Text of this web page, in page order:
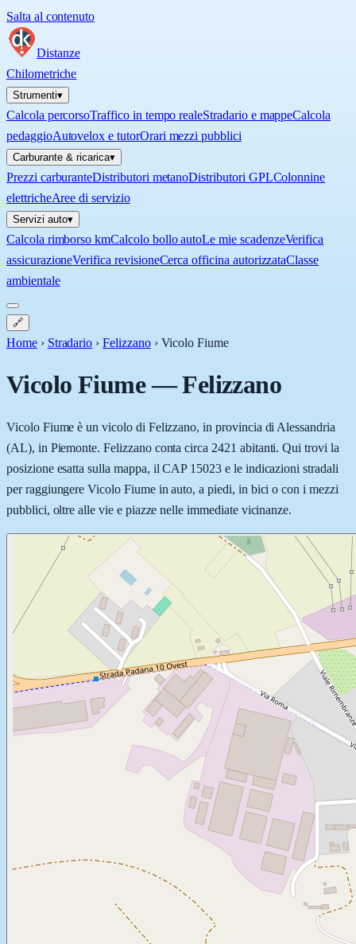
Salta al contenuto
Distanze
Chilometriche
Strumenti▾
Calcola percorsoTraffico in tempo realeStradario e mappeCalcola
pedaggioAutovelox e tutorOrari mezzi pubblici
Carburante & ricarica▾
Prezzi carburanteDistributori metanoDistributori GPLColonnine
elettricheAree di servizio
Servizi auto▾
Calcola rimborso kmCalcolo bollo autoLe mie scadenzeVerifica
assicurazioneVerifica revisioneCerca officina autorizzataClasse
ambientale
🔗
Home › Stradario › Felizzano › Vicolo Fiume
Vicolo Fiume—Felizzano
Vicolo Fiume è un vicolo di Felizzano, in provincia di Alessandria
(AL), in Piemonte. Felizzano conta circa 2421 abitanti. Qui trovi la
posizione esatta sulla mappa, il CAP 15023 e le indicazioni stradali
per raggiungere Vicolo Fiume in auto, a piedi, in bici o con i mezzi
pubblici, oltre alle vie e piazze nelle immediate vicinanze.